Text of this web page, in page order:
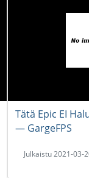
Tätä Epic EI
― GargeFPS
Julkaistu 2021-03-